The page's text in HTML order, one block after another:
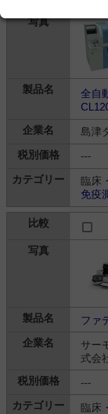
全自
島津
---
臨床
免疫
ファ
サー
式会
---
臨床